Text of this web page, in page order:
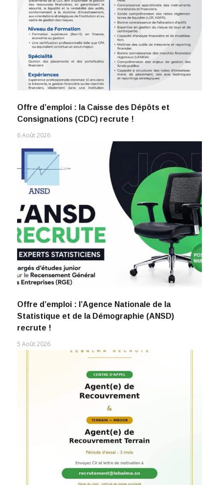
Offre d’emploi : la Caisse des Dépôts et
Consignations (CDC) recrute !
6 Août 2026
Offre d’emploi : l’Agence Nationale de la
Statistique et de la Démographie (ANSD)
recrute !
5 Août 2026